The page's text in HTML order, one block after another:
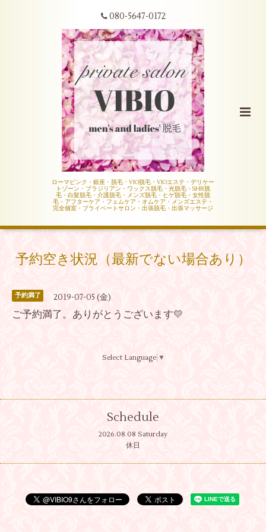
080-5647-0172
ローマピンク・銀座・脱毛・VIO脱毛・VIOエステ・デリケー
トゾーン・ブラジリアン・ワックス脱毛・光脱毛・SHR脱
毛・白髪脱毛・介護脱毛・メンズ脱毛・ヒゲ脱毛・女性脱
毛・アフターケア・フェムケア・オムケア・メンズエステ・
完全個室・プライベートサロン・出張脱毛・出張マッサージ
予約空き状況（最新でない場合あり）
予約満了 2019-07-05 (金)
ご予約満了。ありがとうございます💛
Select Language ▼
Schedule
2026.08.08 Saturday
休日